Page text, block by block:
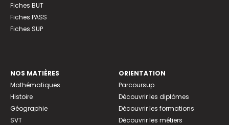
Fiches BUT
Fiches PASS
Fiches SUP
NOS MATIÈRES
Mathématiques
Histoire
Géographie
SVT
ORIENTATION
Parcoursup
Découvrir les diplômes
Découvrir les formations
Découvrir les métiers